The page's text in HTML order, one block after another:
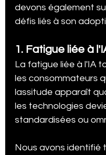
devons également
défis liés à son
1. Fatigue liée à
La fatigue liée à l'IA
les consommateurs
lassitude apparaît
les technologies
standardisées ou
Nous avons identifié